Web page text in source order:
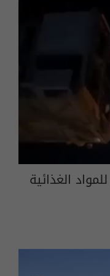
الغذائية